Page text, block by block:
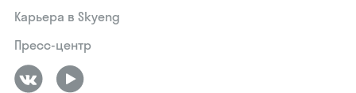
Карьера в Skyeng
Пресс-центр